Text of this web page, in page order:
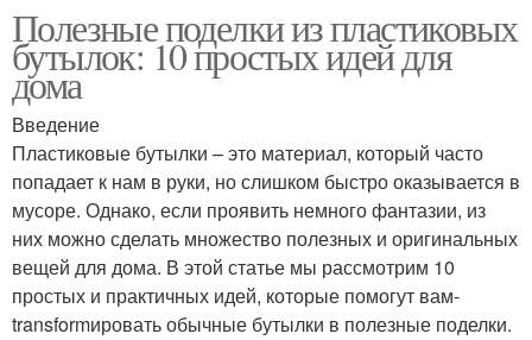
Полезные поделки из пластиковых
бутылок: 10 простых идей для
дома
Введение
Пластиковые бутылки – это материал, который часто
попадает к нам в руки, но слишком быстро оказывается в
мусоре. Однако, если проявить немного фантазии, из
них можно сделать множество полезных и оригинальных
вещей для дома. В этой статье мы рассмотрим 10
простых и практичных идей, которые помогут вам-
transformировать обычные бутылки в полезные поделки.